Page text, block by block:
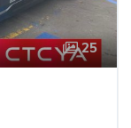
25